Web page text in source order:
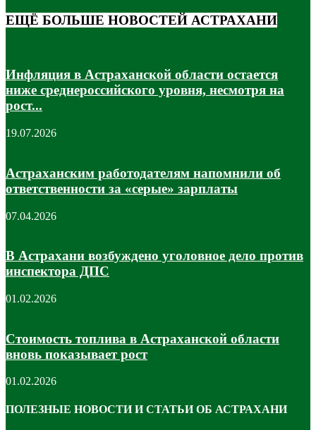
ЕЩЁ БОЛЬШЕ НОВОСТЕЙ АСТРАХАНИ
Инфляция в Астраханской области остается
ниже среднероссийского уровня, несмотря на
рост...
19.07.2026
Астраханским работодателям напомнили об
ответственности за «серые» зарплаты
07.04.2026
В Астрахани возбуждено уголовное дело против
инспектора ДПС
01.02.2026
Стоимость топлива в Астраханской области
вновь показывает рост
01.02.2026
ПОЛЕЗНЫЕ НОВОСТИ И СТАТЬИ ОБ АСТРАХАНИ